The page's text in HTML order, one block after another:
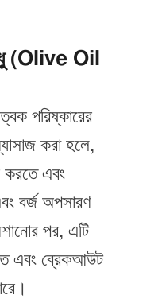
(Olive Oil
পরিষ্কারের
করা হলে,
করতে এবং
বর্জ অপসারণ
পর, এটি
এবং ব্রেকআউট